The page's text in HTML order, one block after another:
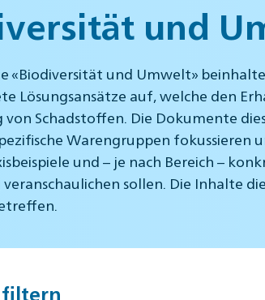
und
«Biodiversität und Umwelt»
Lösungsansätze auf, welche den
Schadstoffen. Die Dokumente
Warengruppen
und – je nach Bereich –
veranschaulichen sollen. Die Inhalte
filtern